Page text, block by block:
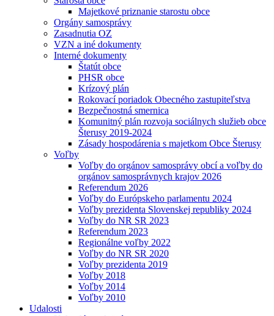
Majetkové priznanie starostu obce
Orgány samosprávy
Zasadnutia OZ
VZN a iné dokumenty
Interné dokumenty
Štatút obce
PHSR obce
Krízový plán
Rokovací poriadok Obecného zastupiteľstva
Bezpečnostná smernica
Komunitný plán rozvoja sociálnych služieb obce
Šterusy 2019-2024
Zásady hospodárenia s majetkom Obce Šterusy
Voľby
Voľby do orgánov samosprávy obcí a voľby do
orgánov samosprávnych krajov 2026
Referendum 2026
Voľby do Európskeho parlamentu 2024
Voľby prezidenta Slovenskej republiky 2024
Voľby do NR SR 2023
Referendum 2023
Regionálne voľby 2022
Voľby do NR SR 2020
Voľby prezidenta 2019
Voľby 2018
Voľby 2014
Voľby 2010
Udalosti